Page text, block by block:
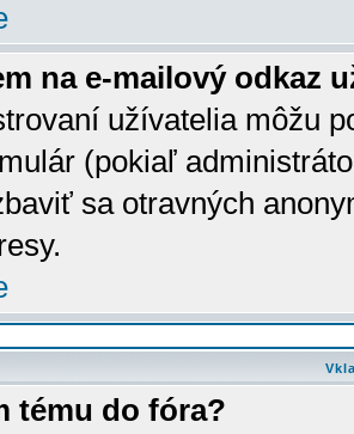
na e-mailový odkaz
užívatelia môžu
(pokiaľ
sa otravných
tému do fóra?